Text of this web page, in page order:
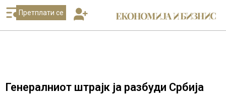
Претплати се
Генералниот штрајк ја разбуди Србија